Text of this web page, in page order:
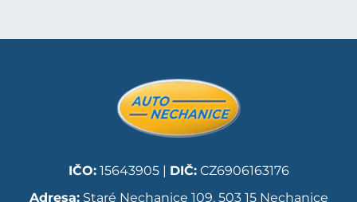
IČO:15643905 | DIČ:CZ6906163176
Adresa:Staré Nechanice 109, 503 15 Nechanice